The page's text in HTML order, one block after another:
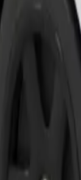
dekom ili